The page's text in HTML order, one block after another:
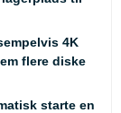
4K
flere diske
starte en